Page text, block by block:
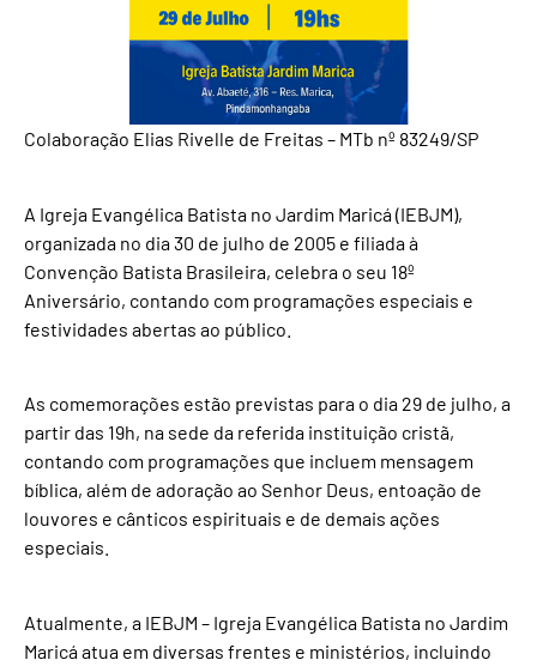
Colaboração Elias Rivelle de Freitas – MTb nº 83249/SP
A Igreja Evangélica Batista no Jardim Maricá (IEBJM),
organizada no dia 30 de julho de 2005 e filiada à
Convenção Batista Brasileira, celebra o seu 18º
Aniversário, contando com programações especiais e
festividades abertas ao público.
As comemorações estão previstas para o dia 29 de julho, a
partir das 19h, na sede da referida instituição cristã,
contando com programações que incluem mensagem
bíblica, além de adoração ao Senhor Deus, entoação de
louvores e cânticos espirituais e de demais ações
especiais.
Atualmente, a IEBJM – Igreja Evangélica Batista no Jardim
Maricá atua em diversas frentes e ministérios, incluindo